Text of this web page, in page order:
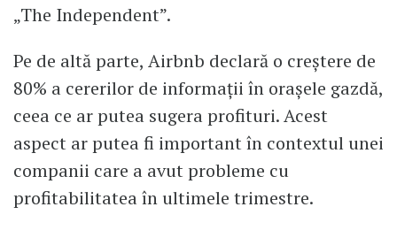
„The Independent”.
Pe de altă parte, Airbnb declară o creștere de
80% a cererilor de informații în orașele gazdă,
ceea ce ar putea sugera profituri. Acest
aspect ar putea fi important în contextul unei
companii care a avut probleme cu
profitabilitatea în ultimele trimestre.